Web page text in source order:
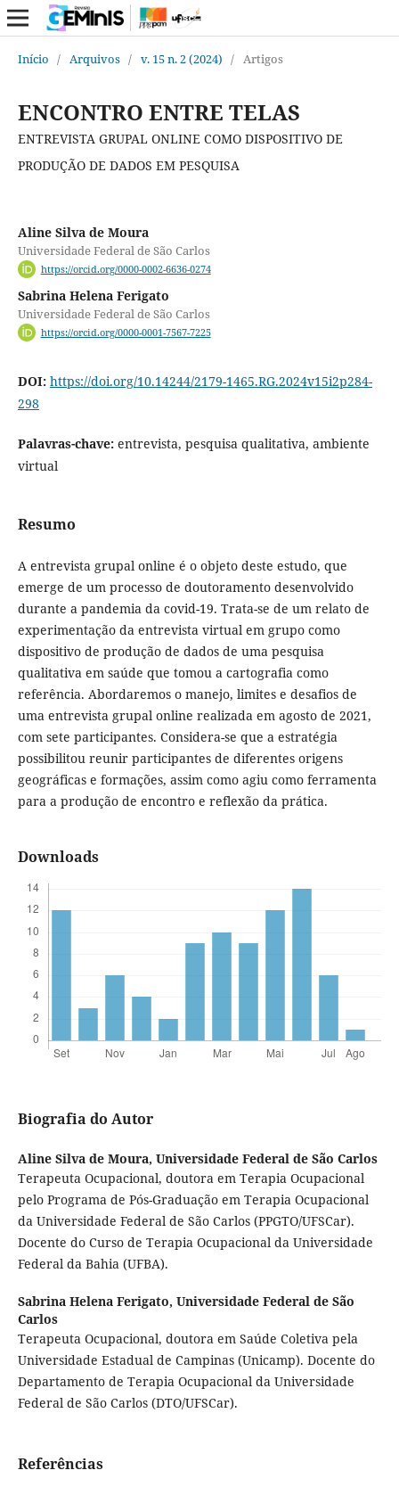
Início / Arquivos / v. 15 n. 2 (2024) / Artigos
ENCONTRO ENTRE TELAS
ENTREVISTA GRUPAL ONLINE COMO DISPOSITIVO DE
PRODUÇÃO DE DADOS EM PESQUISA
Aline Silva de Moura
Universidade Federal de São Carlos
https://orcid.org/0000-0002-6636-0274
Sabrina Helena Ferigato
Universidade Federal de São Carlos
https://orcid.org/0000-0001-7567-7225
DOI: https://doi.org/10.14244/2179-1465.RG.2024v15i2p284-
298
Palavras-chave: entrevista, pesquisa qualitativa, ambiente
virtual
Resumo
A entrevista grupal online é o objeto deste estudo, que
emerge de um processo de doutoramento desenvolvido
durante a pandemia da covid-19. Trata-se de um relato de
experimentação da entrevista virtual em grupo como
dispositivo de produção de dados de uma pesquisa
qualitativa em saúde que tomou a cartografia como
referência. Abordaremos o manejo, limites e desafios de
uma entrevista grupal online realizada em agosto de 2021,
com sete participantes. Considera-se que a estratégia
possibilitou reunir participantes de diferentes origens
geográficas e formações, assim como agiu como ferramenta
para a produção de encontro e reflexão da prática.
Downloads
Biografia do Autor
Aline Silva de Moura, Universidade Federal de São Carlos
Terapeuta Ocupacional, doutora em Terapia Ocupacional
pelo Programa de Pós-Graduação em Terapia Ocupacional
da Universidade Federal de São Carlos (PPGTO/UFSCar).
Docente do Curso de Terapia Ocupacional da Universidade
Federal da Bahia (UFBA).
Sabrina Helena Ferigato, Universidade Federal de São
Carlos
Terapeuta Ocupacional, doutora em Saúde Coletiva pela
Universidade Estadual de Campinas (Unicamp). Docente do
Departamento de Terapia Ocupacional da Universidade
Federal de São Carlos (DTO/UFSCar).
Referências